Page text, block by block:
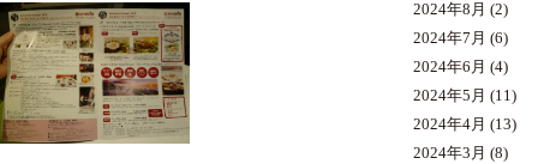
2024年8月 (2)
2024年7月 (6)
2024年6月 (4)
2024年5月 (11)
2024年4月 (13)
2024年3月 (8)